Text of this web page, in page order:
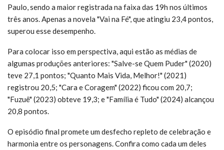
Paulo, sendo a maior registrada na faixa das 19h nos últimos
três anos. Apenas a novela "Vai na Fé", que atingiu 23,4 pontos,
superou esse desempenho.
Para colocar isso em perspectiva, aqui estão as médias de
algumas produções anteriores: "Salve-se Quem Puder" (2020)
teve 27,1 pontos; "Quanto Mais Vida, Melhor!" (2021)
registrou 20,5; "Cara e Coragem" (2022) ficou com 20,7;
"Fuzuê" (2023) obteve 19,3; e "Família é Tudo" (2024) alcançou
20,8 pontos.
O episódio final promete um desfecho repleto de celebração e
harmonia entre os personagens. Confira como cada um deles